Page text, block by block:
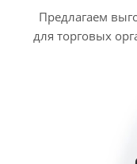
Предлагаем
для торговых